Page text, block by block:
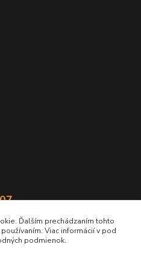
Ďalším prechádzaním tohto
Viac informácií v pod
podmienok.